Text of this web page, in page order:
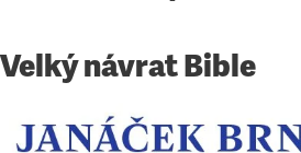
Velký návrat Bible